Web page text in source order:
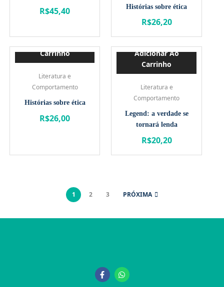
R$45,40 Histórias sobre ética
R$26,20
Carrinho
Literatura e
Comportamento
Histórias sobre ética
R$26,00
Adicionar Ao
Carrinho
Literatura e
Comportamento
Legend: a verdade se
tornará lenda
R$20,20
1 2 3 PRÓXIMA